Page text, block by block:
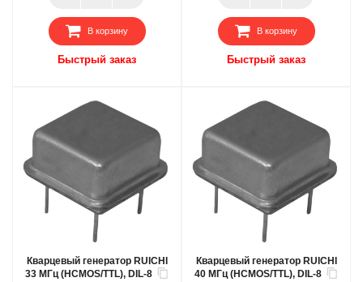
В корзину
Быстрый заказ
В корзину
Быстрый заказ
Кварцевый генератор RUICHI
33 МГц (HCMOS/TTL), DIL-8
Кварцевый генератор RUICHI
40 МГц (HCMOS/TTL), DIL-8